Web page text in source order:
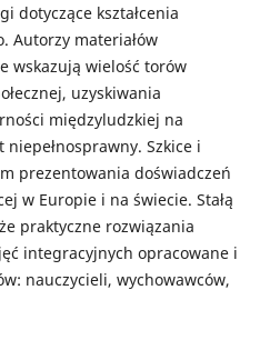
dotyczące kształcenia
Autorzy materiałów
wskazują wielość torów
uzyskiwania
międzyludzkiej na
Szkice i
prezentowania doświadczeń
w Europie i na świecie. Stałą
praktyczne rozwiązania
integracyjnych opracowane i
nauczycieli, wychowawców,